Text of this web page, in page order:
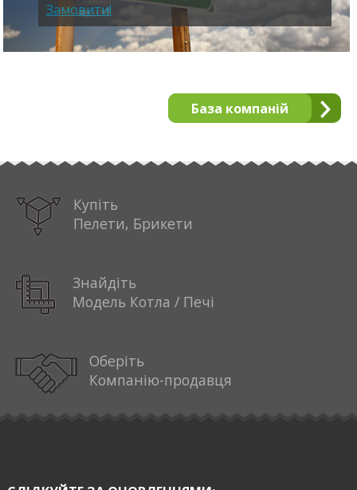
Замовити!
База компаній
Купіть
Пелети, Брикети
Знайдіть
Модель Котла / Печі
Оберіть
Компанію-продавця